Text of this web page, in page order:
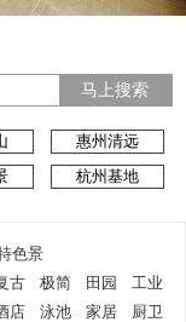
马上搜索
惠州清远
杭州基地
色景
古 极简 田园
工业
店 泳池 家居
厨卫